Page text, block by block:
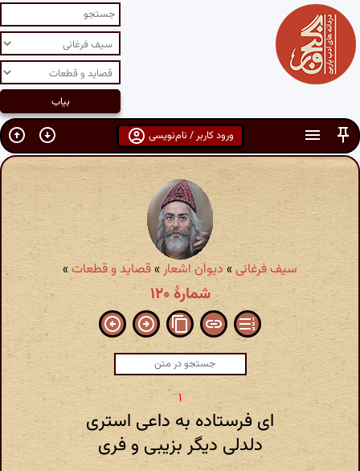
ورود کاربر / نام‌نویسی
سیف فرغانی» دیوان اشعار »قصاید و قطعات»
شمارهٔ ۱۲۰
ای فرستاده به داعی استری
دلدلی دیگر بزیبی و فری